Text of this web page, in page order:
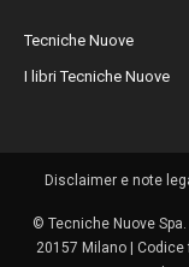
Tecniche Nuove
I libri Tecniche Nuove
Disclaimer e note
© Tecniche Nuove
20157 Milano |